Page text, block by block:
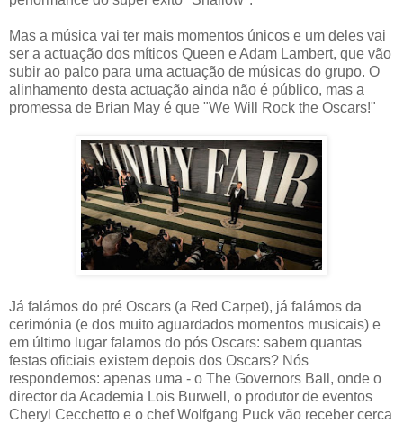
Mas a música vai ter mais momentos únicos e um deles vai
ser a actuação dos míticos Queen e Adam Lambert, que vão
subir ao palco para uma actuação de músicas do grupo. O
alinhamento desta actuação ainda não é público, mas a
promessa de Brian May é que "We Will Rock the Oscars!"
Já falámos do pré Oscars (a Red Carpet), já falámos da
cerimónia (e dos muito aguardados momentos musicais) e
em último lugar falamos do pós Oscars: sabem quantas
festas oficiais existem depois dos Oscars? Nós
respondemos: apenas uma - o The Governors Ball, onde o
director da Academia Lois Burwell, o produtor de eventos
Cheryl Cecchetto e o chef Wolfgang Puck vão receber cerca